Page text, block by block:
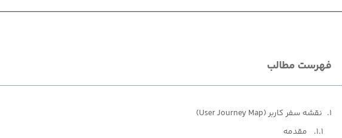
فهرست مطالب
نقشه سفر کاربر (User Journey Map)
مقدمه